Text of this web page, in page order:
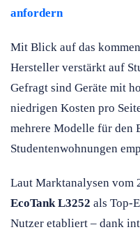
anfordern
Mit Blick auf das
Hersteller verstärkt auf
Gefragt sind Geräte mit
niedrigen Kosten pro
mehrere Modelle für den
Studentenwohnungen
Laut Marktanalysen vom
EcoTank L3252 als Top-
Nutzer etabliert – dank